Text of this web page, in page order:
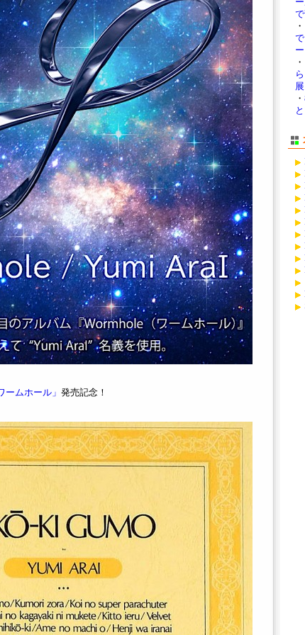
ムホール」 発売記念！
・
・
・